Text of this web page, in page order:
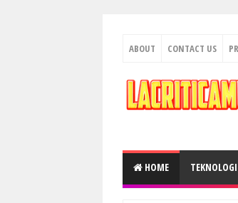
ABOUT CONTACT US
HOME TEKNOLOGI